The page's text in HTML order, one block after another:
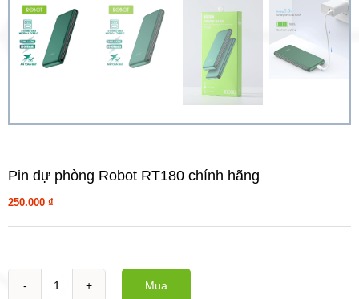
Pin dự phòng Robot RT180 chính hãng
250.000 ₫
Pin
Mua